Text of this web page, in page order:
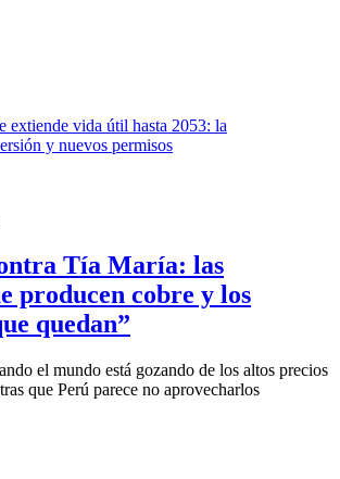
Tía María: las
producen cobre y los
quedan”
el mundo está gozando de los altos precios
que Perú parece no aprovecharlos